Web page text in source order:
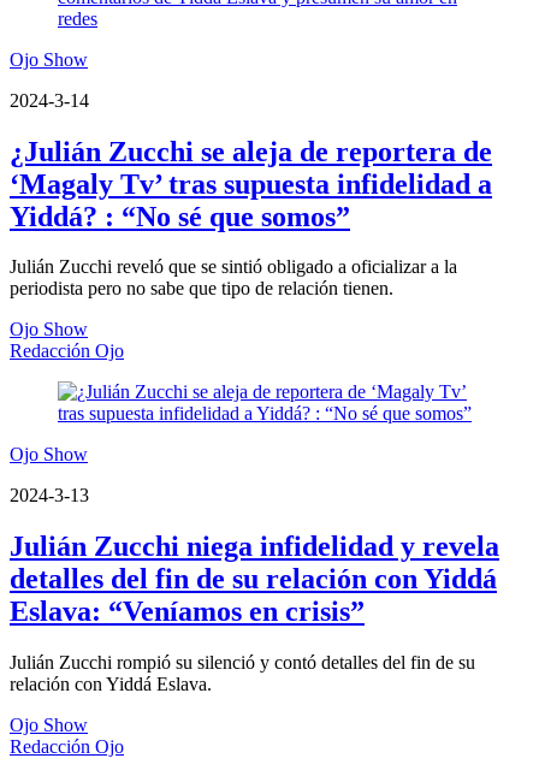
Ojo Show
2024-3-14
¿Julián Zucchi se aleja de reportera de
‘Magaly Tv’ tras supuesta infidelidad a
Yiddá? : “No sé que somos”
Julián Zucchi reveló que se sintió obligado a oficializar a la
periodista pero no sabe que tipo de relación tienen.
Ojo Show
Redacción Ojo
Ojo Show
2024-3-13
Julián Zucchi niega infidelidad y revela
detalles del fin de su relación con Yiddá
Eslava: “Veníamos en crisis”
Julián Zucchi rompió su silenció y contó detalles del fin de su
relación con Yiddá Eslava.
Ojo Show
Redacción Ojo